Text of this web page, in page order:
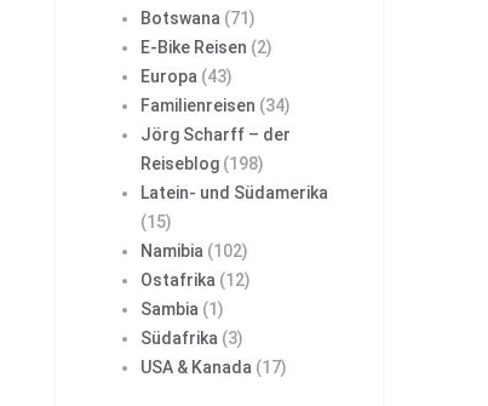
Botswana (71)
E-Bike Reisen (2)
Europa (43)
Familienreisen (34)
Jörg Scharff – der
Reiseblog (198)
Latein- und Südamerika
(15)
Namibia (102)
Ostafrika (12)
Sambia (1)
Südafrika (3)
USA & Kanada (17)